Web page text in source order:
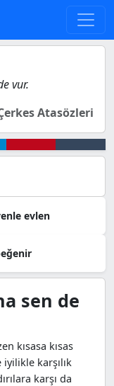
vur.
Atasözleri
evlen
sen de
kısasa kısas
karşılık
karşı da